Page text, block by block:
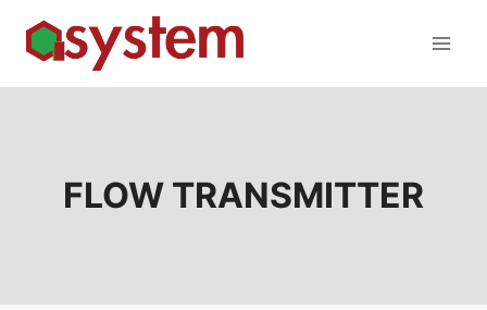
FLOW TRANSMITTER